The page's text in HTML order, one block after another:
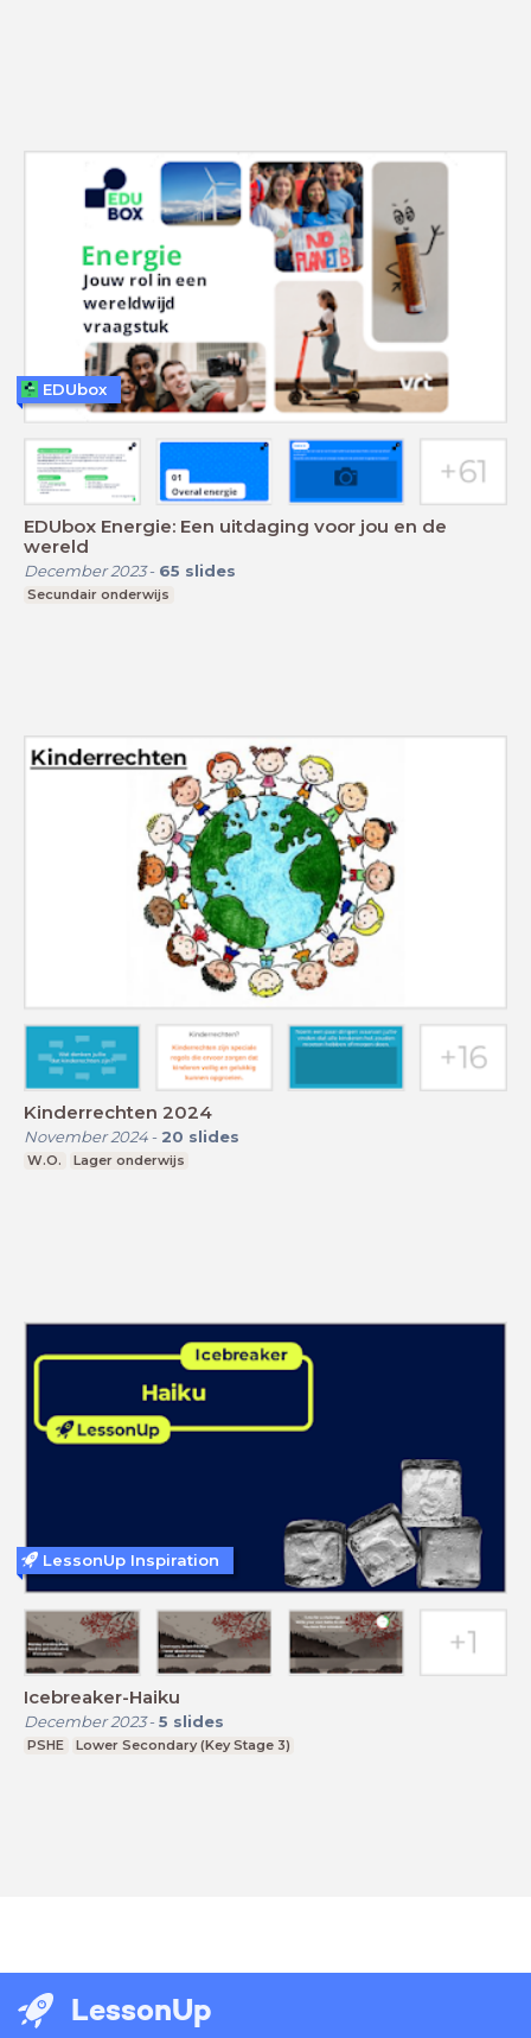
EDUbox Energie: Een uitdaging voor jou en de
wereld
December 2023- 65 slides
Secundair onderwijs
EDUbox
Kinderrechten 2024
November 2024- 20 slides
W.O. Lager onderwijs
Icebreaker-Haiku
December 2023- 5 slides
PSHE Lower Secondary (Key Stage 3)
LessonUp Inspiration
LessonUp